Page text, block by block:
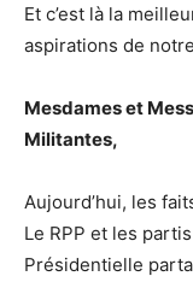
Et c’est là la
aspirations de
Mesdames et
Militantes,
Aujourd’hui, les
Le RPP et les
Présidentielle